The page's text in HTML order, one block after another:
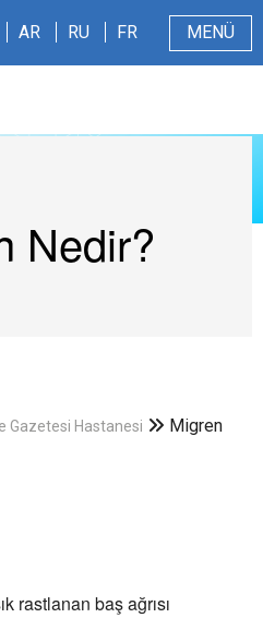
EN AR RU FR
Nedir?
Gazetesi Hastanesi
Migren
rastlanan baş ağrısı
AR RU FR MENÜ